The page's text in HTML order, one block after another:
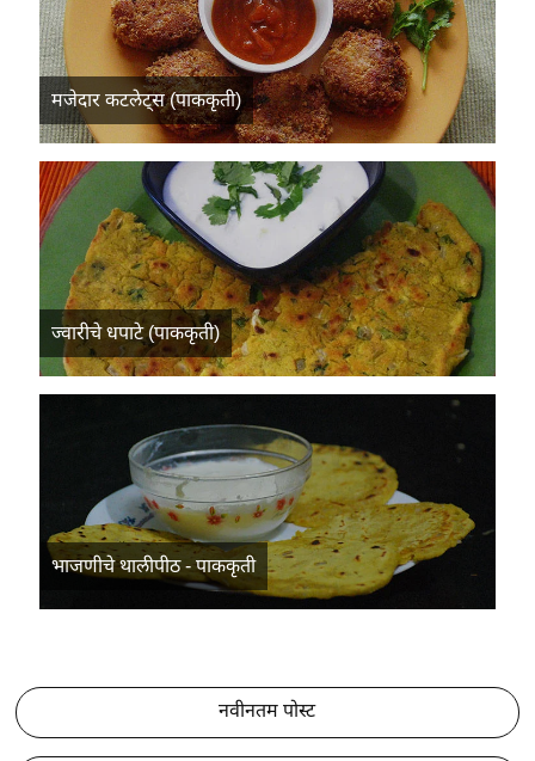
मजेदार कटलेट्स (पाककृती)
ज्वारीचे धपाटे (पाककृती)
भाजणीचे थालीपीठ - पाककृती
नवीनतम पोस्ट